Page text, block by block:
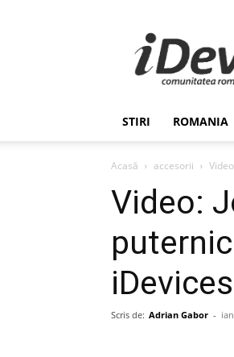
STIRI ROMANIA
Acasă accesorii
Video:
iDevices
Scris de: Adrian Gabor -